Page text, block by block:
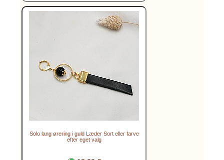
Solo lang ørering i guld Læder Sort eller farve
efter eget valg